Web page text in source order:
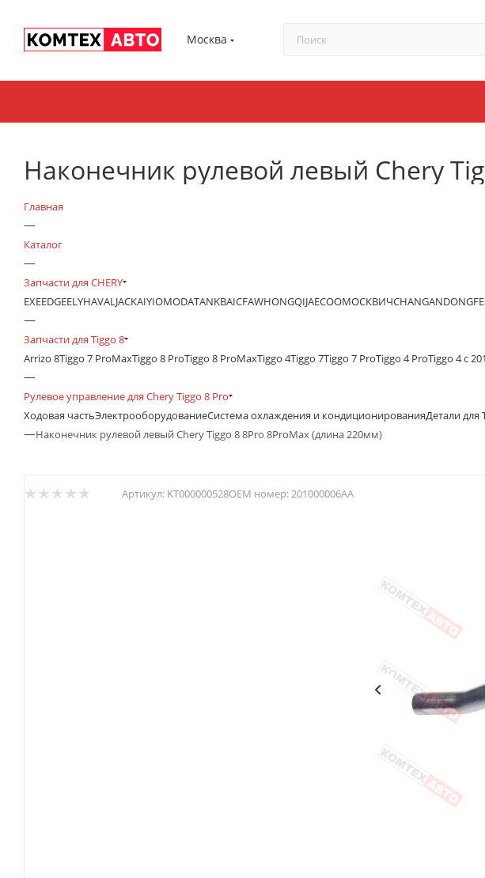
Москва
Наконечник рулевой левый Chery
Главная
—
Каталог
—
Запчасти для CHERY
EXEEDGEELYHAVALJACKAIYIOMODATANKBAICFAWHONGQIJAECOOМОСКВИЧCHANGAN
—
Запчасти для Tiggo 8
Arrizo 8Tiggo 7 ProMaxTiggo 8 ProTiggo 8 ProMaxTiggo 4Tiggo 7Tiggo 7 ProTiggo 4 ProTiggo 4 с
—
Рулевое управление для Chery Tiggo 8 Pro
Ходовая частьЭлектрооборудованиеСистема охлаждения и кондиционированияДетали для
—Наконечник рулевой левый Chery Tiggo 8 8Pro 8ProMax (длина 220мм)
Артикул: KT000000528OEM номер:201000006AA